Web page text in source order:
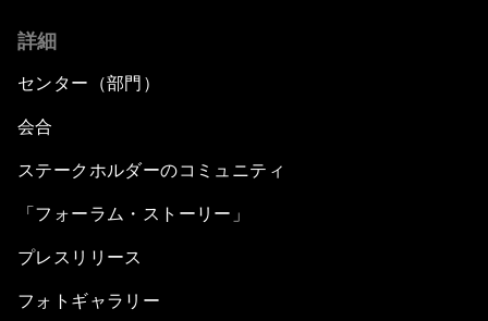
詳細
センター（部門）
会合
ステークホルダーのコミュニティ
「フォーラム・ストーリー」
プレスリリース
フォトギャラリー